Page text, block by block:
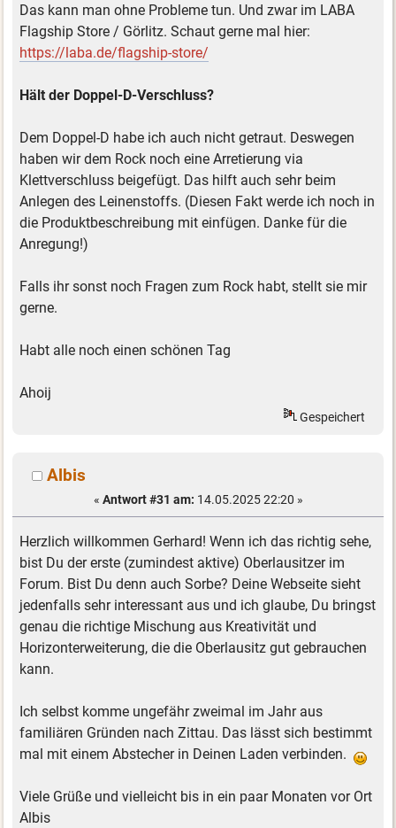
Das kann man ohne Probleme tun. Und zwar im LABA
Flagship Store / Görlitz. Schaut gerne mal hier:
https://laba.de/flagship-store/
Hält der Doppel-D-Verschluss?
Dem Doppel-D habe ich auch nicht getraut. Deswegen
haben wir dem Rock noch eine Arretierung via
Klettverschluss beigefügt. Das hilft auch sehr beim
Anlegen des Leinenstoffs. (Diesen Fakt werde ich noch in
die Produktbeschreibung mit einfügen. Danke für die
Anregung!)
Falls ihr sonst noch Fragen zum Rock habt, stellt sie mir
gerne.
Habt alle noch einen schönen Tag
Ahoij
Gespeichert
Albis
« Antwort #31 am: 14.05.2025 22:20 »
Herzlich willkommen Gerhard! Wenn ich das richtig sehe,
bist Du der erste (zumindest aktive) Oberlausitzer im
Forum. Bist Du denn auch Sorbe? Deine Webseite sieht
jedenfalls sehr interessant aus und ich glaube, Du bringst
genau die richtige Mischung aus Kreativität und
Horizonterweiterung, die die Oberlausitz gut gebrauchen
kann.
Ich selbst komme ungefähr zweimal im Jahr aus
familiären Gründen nach Zittau. Das lässt sich bestimmt
mal mit einem Abstecher in Deinen Laden verbinden.
Viele Grüße und vielleicht bis in ein paar Monaten vor Ort
Albis